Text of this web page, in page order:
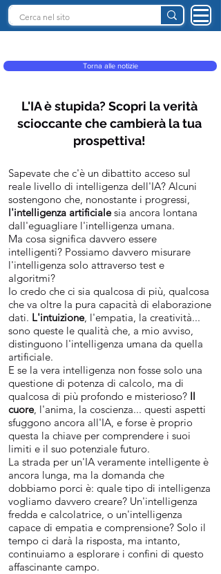
Torna alle notizie
L'IA è stupida? Scopri la verità
scioccante che cambierà la tua
prospettiva!
Sapevate che c'è un dibattito acceso sul
reale livello di intelligenza dell'IA? Alcuni
sostengono che, nonostante i progressi,
l'intelligenza artificialesia ancora lontana
dall'eguagliare l'intelligenza umana.
Ma cosa significa davvero essere
intelligenti? Possiamo davvero misurare
l'intelligenza solo attraverso test e
algoritmi?
Io credo che ci sia qualcosa di più, qualcosa
che va oltre la pura capacità di elaborazione
dati. L'intuizione, l'empatia, la creatività...
sono queste le qualità che, a mio avviso,
distinguono l'intelligenza umana da quella
artificiale.
E se la vera intelligenza non fosse solo una
questione di potenza di calcolo, ma di
qualcosa di più profondo e misterioso? Il
cuore, l'anima, la coscienza... questi aspetti
sfuggono ancora all'IA, e forse è proprio
questa la chiave per comprendere i suoi
limiti e il suo potenziale futuro.
La strada per un'IA veramente intelligente è
ancora lunga, ma la domanda che
dobbiamo porci è: quale tipo di intelligenza
vogliamo davvero creare? Un'intelligenza
fredda e calcolatrice, o un'intelligenza
capace di empatia e comprensione? Solo il
tempo ci darà la risposta, ma intanto,
continuiamo a esplorare i confini di questo
affascinante campo.